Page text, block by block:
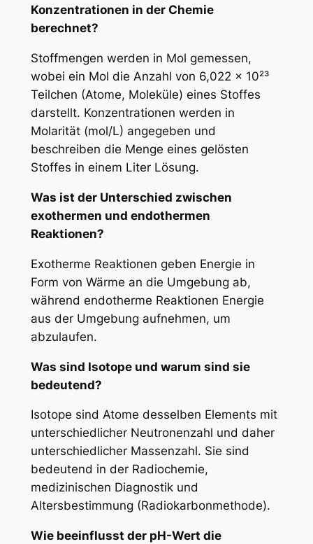
Konzentrationen in der Chemie
berechnet?
Stoffmengen werden in Mol gemessen,
wobei ein Mol die Anzahl von 6,022 x 10²³
Teilchen (Atome, Moleküle) eines Stoffes
darstellt. Konzentrationen werden in
Molarität (mol/L) angegeben und
beschreiben die Menge eines gelösten
Stoffes in einem Liter Lösung.
Was ist der Unterschied zwischen
exothermen und endothermen
Reaktionen?
Exotherme Reaktionen geben Energie in
Form von Wärme an die Umgebung ab,
während endotherme Reaktionen Energie
aus der Umgebung aufnehmen, um
abzulaufen.
Was sind Isotope und warum sind sie
bedeutend?
Isotope sind Atome desselben Elements mit
unterschiedlicher Neutronenzahl und daher
unterschiedlicher Massenzahl. Sie sind
bedeutend in der Radiochemie,
medizinischen Diagnostik und
Altersbestimmung (Radiokarbonmethode).
Wie beeinflusst der pH-Wert die